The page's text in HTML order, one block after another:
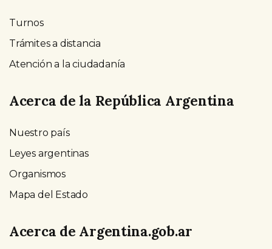
Turnos
Trámites a distancia
Atención a la ciudadanía
Acerca de la República Argentina
Nuestro país
Leyes argentinas
Organismos
Mapa del Estado
Acerca de Argentina.gob.ar